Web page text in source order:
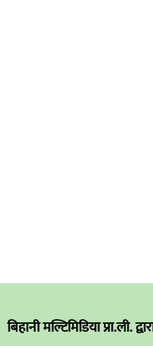
बिहानी मल्टिमिडिया प्रा.ली.